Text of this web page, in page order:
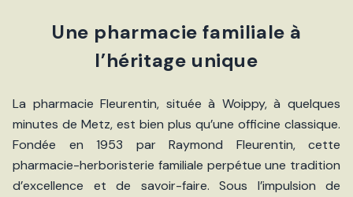
Une pharmacie familiale à
l’héritage unique
La pharmacie Fleurentin, située à Woippy, à quelques
minutes de Metz, est bien plus qu’une officine classique.
Fondée en 1953 par Raymond Fleurentin, cette
pharmacie-herboristerie familiale perpétue une tradition
d’excellence et de savoir-faire. Sous l’impulsion de